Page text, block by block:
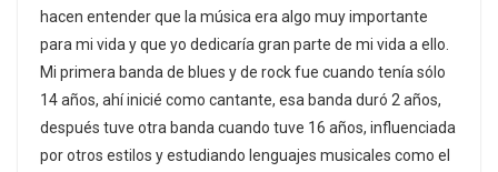
hacen entender que la música era algo muy importante
para mi vida y que yo dedicaría gran parte de mi vida a ello.
Mi primera banda de blues y de rock fue cuando tenía sólo
14 años, ahí inicié como cantante, esa banda duró 2 años,
después tuve otra banda cuando tuve 16 años, influenciada
por otros estilos y estudiando lenguajes musicales como el